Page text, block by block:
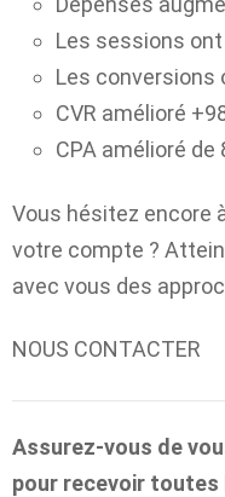
Les sessions
Les conversions
CVR amélioré
CPA amélioré de
Vous hésitez encore
votre compte ?
avec vous des
NOUS CONTACTER
Assurez-vous de
pour recevoir toutes